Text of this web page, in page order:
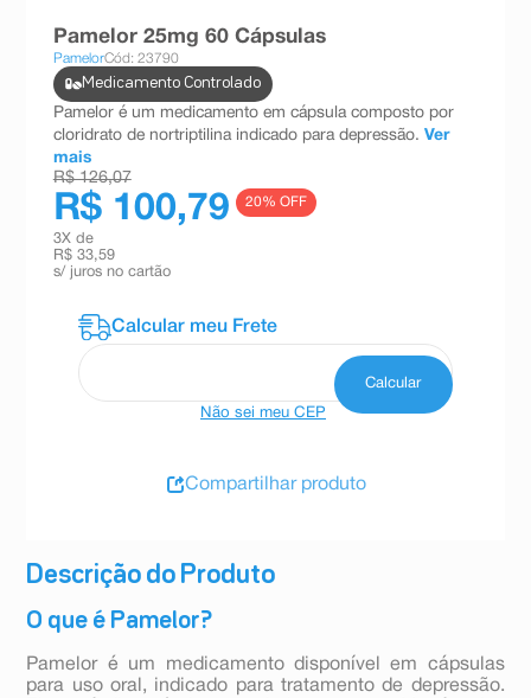
Descrição do Produto
O que é Pamelor?
Pamelor é um medicamento disponível em cápsulas
para uso oral, indicado para tratamento de depressão.
Pamelor 25mg 60 Cápsulas
PamelorCód: 23790
Medicamento Controlado
Pamelor é um medicamento em cápsula composto por
cloridrato de nortriptilina indicado para depressão. Ver
mais
R$ 126,07
R$ 100,79 20% OFF
3X de
R$ 33,59
s/ juros no cartão
Não sei meu CEP
Compartilhar produto
teste gravidez
esmalte
ºabsorvente